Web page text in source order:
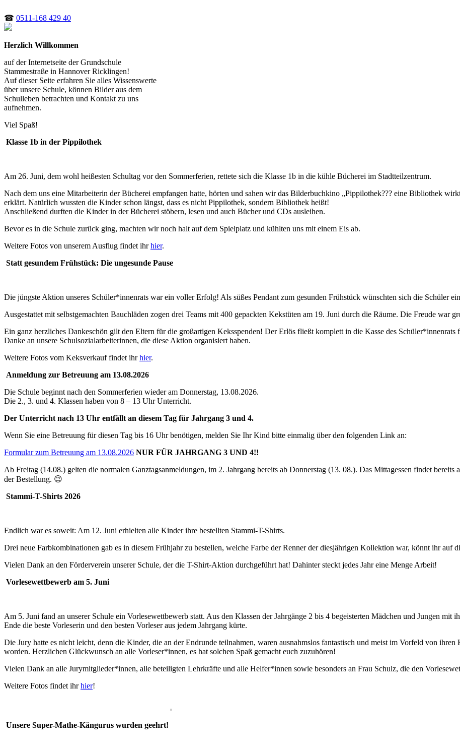
☎ 0511-168 429 40
Herzlich Willkommen
auf der Internetseite der Grundschule
Stammestraße in Hannover Ricklingen!
Auf dieser Seite erfahren Sie alles Wissenswerte
über unsere Schule, können Bilder aus dem
Schulleben betrachten und Kontakt zu uns
aufnehmen.
Viel Spaß!
Klasse 1b in der Pippilothek
Am 26. Juni, dem wohl heißesten Schultag vor den Sommerferien, rettete sich die Klasse 1b in die kühle Bücherei im Stadtteilzentrum.
Nach dem uns eine Mitarbeiterin der Bücherei empfangen hatte, hörten und sahen wir das Bilderbuchkino „Pippilothek??? eine Bibliothek
erklärt. Natürlich wussten die Kinder schon längst, dass es nicht Pippilothek, sondern Bibliothek heißt!
Anschließend durften die Kinder in der Bücherei stöbern, lesen und auch Bücher und CDs ausleihen.
Bevor es in die Schule zurück ging, machten wir noch halt auf dem Spielplatz und kühlten uns mit einem Eis ab.
Weitere Fotos von unserem Ausflug findet ihrhier.
Statt gesundem Frühstück: Die ungesunde Pause
Die jüngste Aktion unseres Schüler*innenrats war ein voller Erfolg! Als süßes Pendant zum gesunden Frühstück wünschten sich die Schüler
Ausgestattet mit selbstgemachten Bauchläden zogen drei Teams mit 400 gepackten Kekstüten am 19. Juni durch die Räume. Die Freude war
Ein ganz herzliches Dankeschön gilt den Eltern für die großartigen Keksspenden! Der Erlös fließt komplett in die Kasse des Schüler*innenrats
Danke an unsere Schulsozialarbeiterinnen, die diese Aktion organisiert haben.
Weitere Fotos vom Keksverkauf findet ihrhier.
Anmeldung zur Betreuung am 13.08.2026
Die Schule beginnt nach den Sommerferien wieder am Donnerstag, 13.08.2026.
Die 2., 3. und 4. Klassen haben von 8 – 13 Uhr Unterricht.
Der Unterricht nach 13 Uhr entfällt an diesem Tag für Jahrgang 3 und 4.
Wenn Sie eine Betreuung für diesen Tag bis 16 Uhr benötigen, melden Sie Ihr Kind bitte einmalig über den folgenden Link an:
Formular zum Betreuung am 13.08.2026 NUR FÜR JAHRGANG 3 UND 4!!
Ab Freitag (14.08.) gelten die normalen Ganztagsanmeldungen, im 2. Jahrgang bereits ab Donnerstag (13. 08.). Das Mittagessen findet
der Bestellung. 😉
Stammi-T-Shirts 2026
Endlich war es soweit: Am 12. Juni erhielten alle Kinder ihre bestellten Stammi-T-Shirts.
Drei neue Farbkombinationen gab es in diesem Frühjahr zu bestellen, welche Farbe der Renner der diesjährigen Kollektion war, könnt ihr auf
Vielen Dank an den Förderverein unserer Schule, der die T-Shirt-Aktion durchgeführt hat! Dahinter steckt jedes Jahr eine Menge Arbeit!
Vorlesewettbewerb am 5. Juni
Am 5. Juni fand an unserer Schule ein Vorlesewettbewerb statt. Aus den Klassen der Jahrgänge 2 bis 4 begeisterten Mädchen und Jungen
Ende die beste Vorleserin und den besten Vorleser aus jedem Jahrgang kürte.
Die Jury hatte es nicht leicht, denn die Kinder, die an der Endrunde teilnahmen, waren ausnahmslos fantastisch und meist im Vorfeld von
worden. Herzlichen Glückwunsch an alle Vorleser*innen, es hat solchen Spaß gemacht euch zuzuhören!
Vielen Dank an alle Jurymitglieder*innen, alle beteiligten Lehrkräfte und alle Helfer*innen sowie besonders an Frau Schulz, die den
Weitere Fotos findet ihrhier!
Unsere Super-Mathe-Kängurus wurden geehrt!